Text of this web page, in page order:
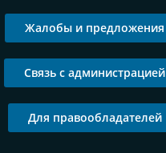
Жалобы и предложения
Связь с администрацией
Для правообладателей